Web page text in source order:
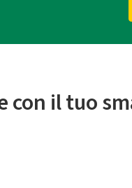
con il tuo